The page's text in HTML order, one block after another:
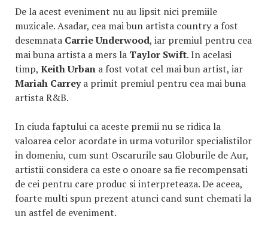
De la acest eveniment nu au lipsit nici premiile
muzicale. Asadar, cea mai bun artista country a fost
desemnata Carrie Underwood, iar premiul pentru cea
mai buna artista a mers la Taylor Swift. In acelasi
timp, Keith Urban a fost votat cel mai bun artist, iar
Mariah Carreya primit premiul pentru cea mai buna
artista R&B.
In ciuda faptului ca aceste premii nu se ridica la
valoarea celor acordate in urma voturilor specialistilor
in domeniu, cum sunt Oscarurile sau Globurile de Aur,
artistii considera ca este o onoare sa fie recompensati
de cei pentru care produc si interpreteaza. De aceea,
foarte multi spun prezent atunci cand sunt chemati la
un astfel de eveniment.